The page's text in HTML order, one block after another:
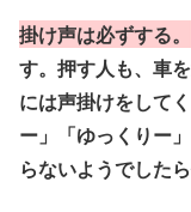
掛け声は必ずする。
す。押す人も、車
には声掛けをして
ー」「ゆっくりー
らないようでした